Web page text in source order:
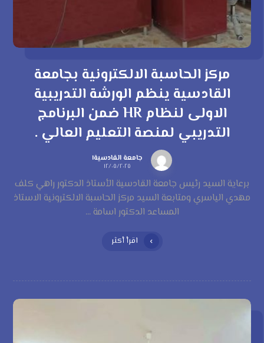
مركز الحاسبة الالكترونية بجامعة
القادسية ينظم الورشة التدريبية
الاولى لنظام HR ضمن البرنامج
التدريبي لمنصة التعليم العالي .
جامعة القادسية١
١٢/٠٥/٢٠٢٥
برعاية السيد رئيس جامعة القادسية الأستاذ الدكتور راهي كلف
مهدي الياسري ومتابعة السيد مركز الحاسبة الالكترونية الاستاذ
المساعد الدكتور اسامة ...
اقرأ أكثر